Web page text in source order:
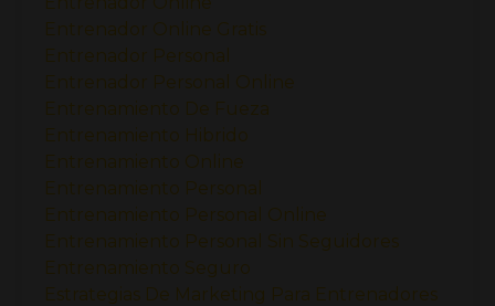
Entrenador Online Gratis
Entrenador Personal
Entrenador Personal Online
Entrenamiento De Fueza
Entrenamiento Hibrido
Entrenamiento Online
Entrenamiento Personal
Entrenamiento Personal Online
Entrenamiento Personal Sin Seguidores
Entrenamiento Seguro
Estrategias De Marketing Para Entrenadores